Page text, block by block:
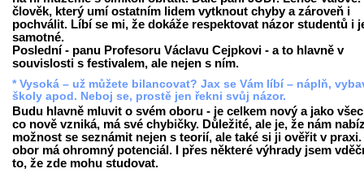
člověk, který umí ostatním lidem vytknout chyby a zároveň i
pochválit. Líbí se mi, že dokáže respektovat názor studentů i
samotné.
Poslední - panu Profesoru Václavu Cejpkovi - a to hlavně v
souvislosti s festivalem, ale nejen s ním.
* Vysoká – už můžete bilancovat? Jax se Vám líbí – náplň,
školy apod. Neboj se, prostě jen řekni svůj názor.
Budu hlavně mluvit o svém oboru - je celkem nový a jako
co nově vzniká, má své chybičky. Důležité, ale je, že nám
možnost se seznámit nejen s teorií, ale také si ji ověřit v praxi.
obor má ohromný potenciál. I přes některé výhrady jsem
to, že zde mohu studovat.